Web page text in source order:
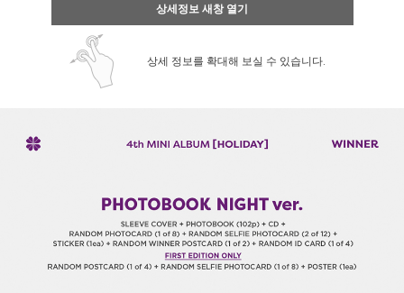
페이코 ID로 페
PAYCO 바로구매
상세정보 새창 열기
상세 정보를 확대해 보실 수 있습니다.